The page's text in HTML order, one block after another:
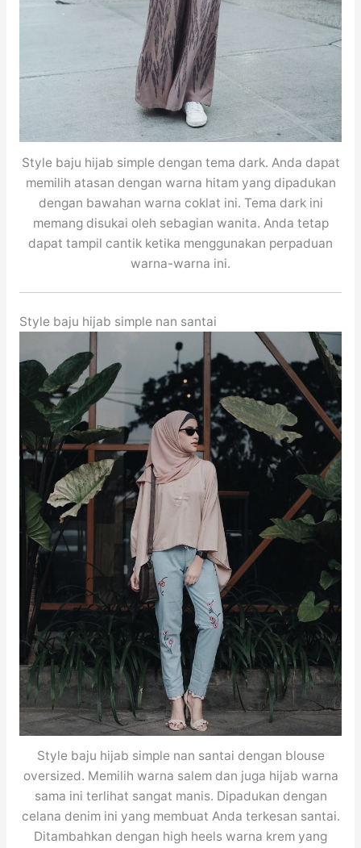
Style baju hijab simple dengan tema dark. Anda dapat
memilih atasan dengan warna hitam yang dipadukan
dengan bawahan warna coklat ini. Tema dark ini
memang disukai oleh sebagian wanita. Anda tetap
dapat tampil cantik ketika menggunakan perpaduan
warna-warna ini.
Style baju hijab simple nan santai
Style baju hijab simple nan santai dengan blouse
oversized. Memilih warna salem dan juga hijab warna
sama ini terlihat sangat manis. Dipadukan dengan
celana denim ini yang membuat Anda terkesan santai.
Ditambahkan dengan high heels warna krem yang